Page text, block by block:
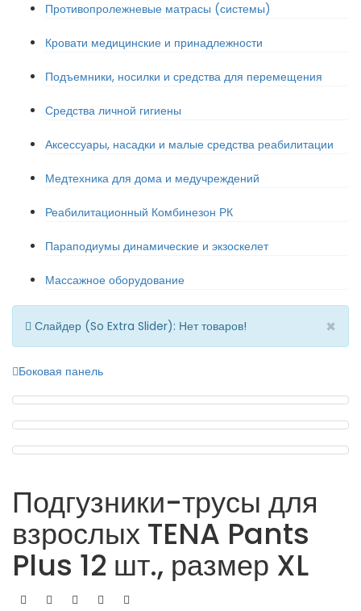
Противопролежневые матрасы (системы)
Кровати медицинские и принадлежности
Подъемники, носилки и средства для перемещения
Средства личной гигиены
Аксессуары, насадки и малые средства реабилитации
Медтехника для дома и медучреждений
Реабилитационный Комбинезон РК
Параподиумы динамические и экзоскелет
Массажное оборудование
Слайдер (So Extra Slider): Нет товаров! ×
Боковая панель
Подгузники-трусы для
взрослых TENA Pants
Plus 12 шт., размер XL